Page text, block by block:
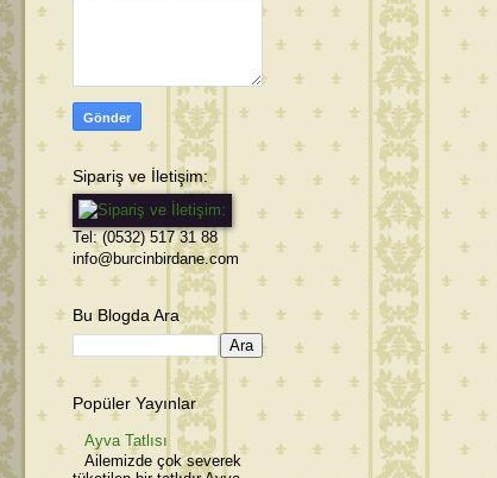
Sipariş ve İletişim:
Tel: (0532) 517 31 88
info@burcinbirdane.com
Bu Blogda Ara
Popüler Yayınlar
Ayva Tatlısı
Ailemizde çok severek